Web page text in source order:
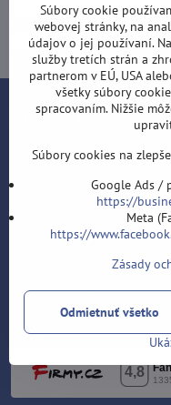
Chcem sa prihlásiť k
Kontakt
Šípky-obchod.sk
Velflíkova 1632/11
Ostrava-Hrabůvka
T: +420 553 038 721
E:info@sipky-obchod.sk
https://
Súbory cookie
webovej stránky, na
údajov o jej používaní.
služby tretích strán a
partnerom v EÚ, USA
všetky súbory
spracovaním. Nižšie
Súbory cookies na
Google Ads /
https://
Meta
https://
Zásady
Odmietnuť všetko